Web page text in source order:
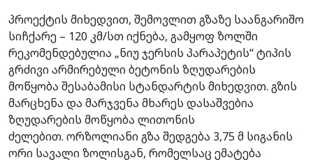
პროექტის მიხედვით, შემოვლით გზაზე საანგარიშო
სიჩქარე – 120 კმ/სთ იქნება, გამყოფ ზოლში
რეკომენდებულია „ნიუ ჯერსის პარაპეტის“ ტიპის
გრძივი არმირებული ბეტონის ზღუდარების
მოწყობა შესაბამისი სტანდარტის მიხედვით. გზის
მარცხენა და მარჯვენა მხარეს დასაშვებია
ზღუდარების მოწყობა ლითონის
ძელებით. ორზოლიანი გზა შედგება 3,75 მ სიგანის
ორი სავალი ზოლისგან, რომელსაც ემატება